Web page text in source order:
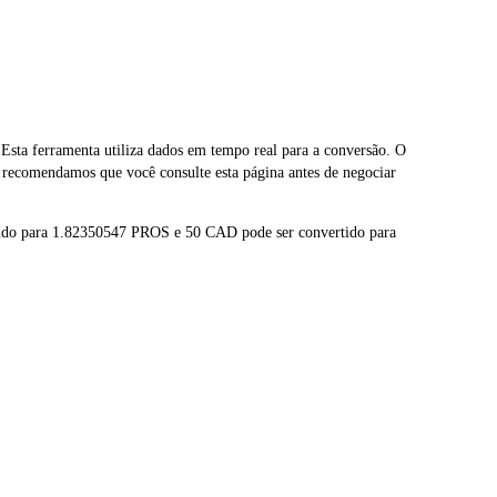
ferramenta utiliza dados em tempo real para a conversão. O
que você consulte esta página antes de negociar
para 1.82350547 PROS e 50 CAD pode ser convertido para